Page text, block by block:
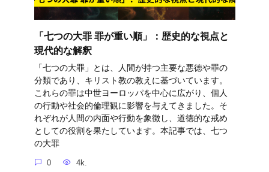
「七つの大罪 罪が重い順」：歴史的な視点と
現代的な解釈
「七つの大罪」とは、人間が持つ主要な悪徳や罪の
分類であり、キリスト教の教えに基づいています。
これらの罪は中世ヨーロッパを中心に広がり、個人
の行動や社会的倫理観に影響を与えてきました。そ
れぞれが人間の内面や行動を象徴し、道徳的な戒め
としての役割を果たしています。本記事では、七つ
の大罪
0 4k.